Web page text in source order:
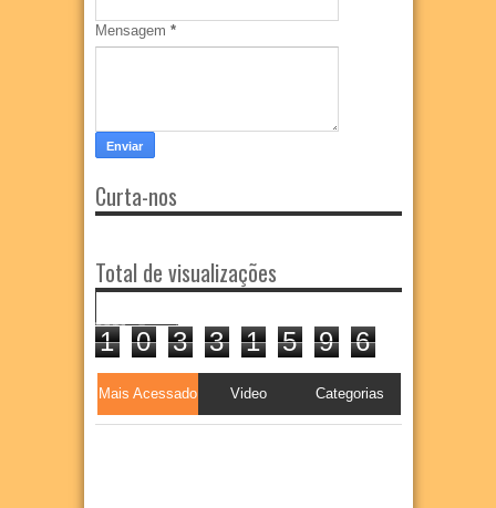
Mensagem *
Curta-nos
Total de visualizações
1 0 3 3 1 5 9 6
Mais Acessado Video Categorias